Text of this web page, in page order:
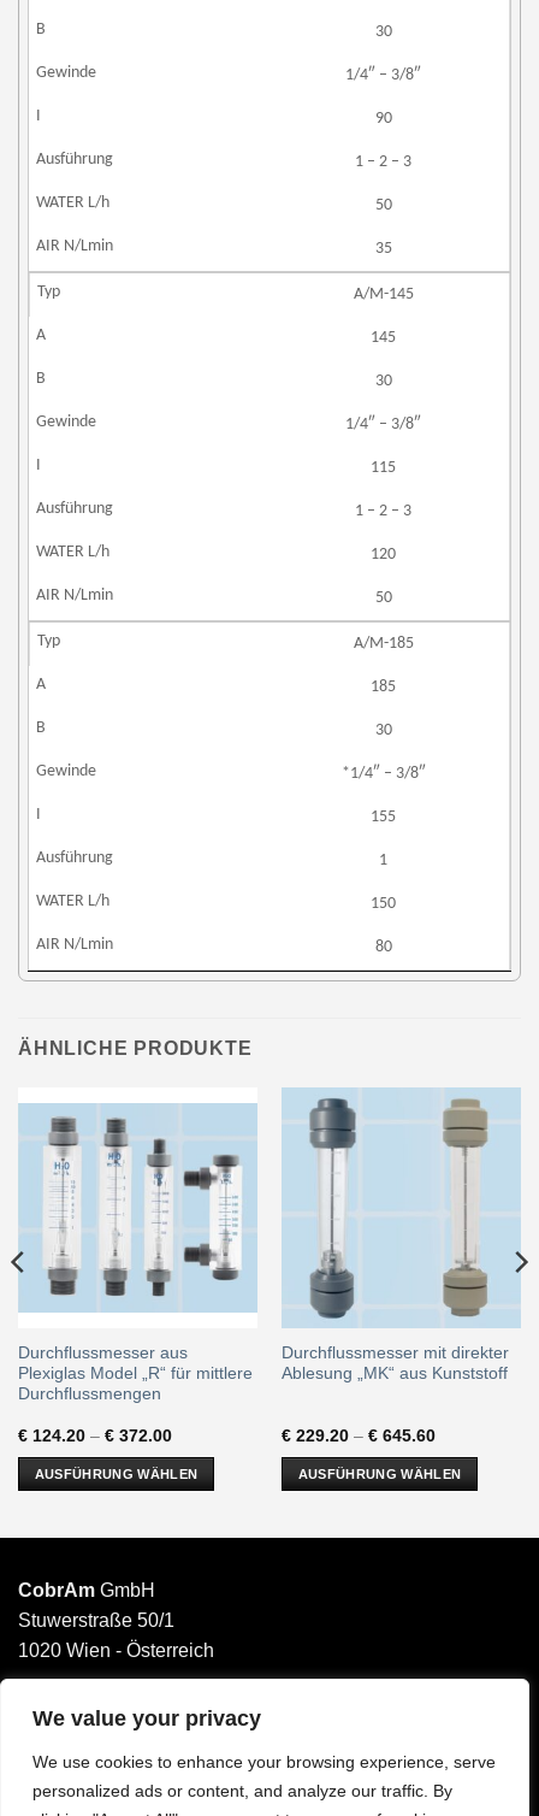
We value your privacy
We use cookies to enhance your browsing experience, serve
personalized ads or content, and analyze our traffic. By
30
1/4″ – 3/8″
90
1 – 2 – 3
50
35
A/M-145
145
30
1/4″ – 3/8″
115
1 – 2 – 3
120
50
A/M-185
185
30
*1/4″ – 3/8″
155
1
150
80
ÄHNLICHE PRODUKTE
Durchflussmesser aus
Plexiglas Model „R“ für mittlere
Durchflussmengen
€124.20– €372.00
AUSFÜHRUNG WÄHLEN
mehrere
auf.
Die
Optionen
auf
der
Produktseite
gewählt
Durchflussmesser mit direkter
Ablesung „MK“ aus Kunststoff
€229.20– €645.60
AUSFÜHRUNG WÄHLEN
Optionen
der
Produktseite
gewählt
CobrAm GmbH
Stuwerstraße 50/1
1020 Wien - Österreich
______________________
Email: office@cobram.gmbh
Impressum
AGB